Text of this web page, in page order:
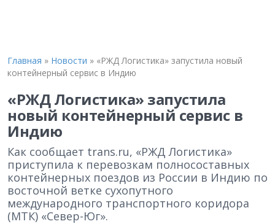
Главная » Новости » «РЖД Логистика» запустила новый
контейнерный сервис в Индию
«РЖД Логистика» запустила
новый контейнерный сервис в
Индию
Как сообщает trans.ru, «РЖД Логистика»
приступила к перевозкам полносоставных
контейнерных поездов из России в Индию по
восточной ветке сухопутного
международного транспортного коридора
(МТК) «Север-Юг».